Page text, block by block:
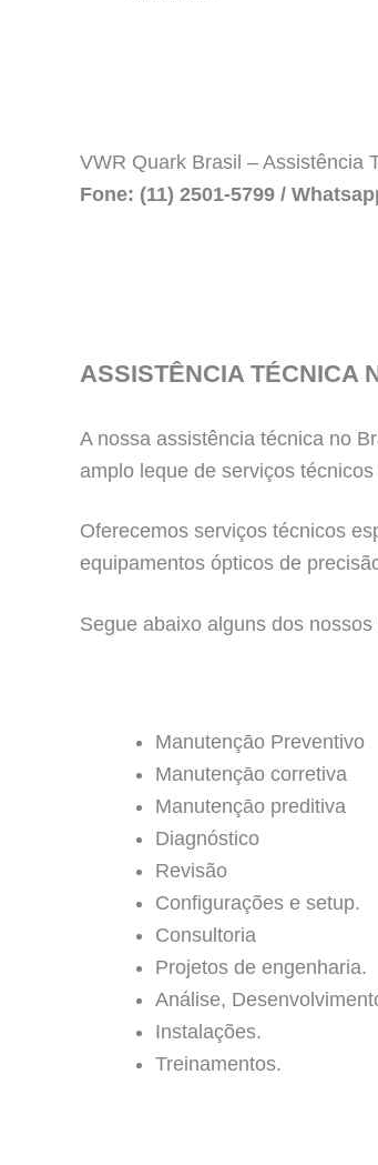
VWR Quark Brasil – Assistência
Fone: (11) 2501-5799 /
ASSISTÊNCIA TÉCNICA
A nossa assistência técnica no
amplo leque de serviços
Oferecemos serviços técnicos
equipamentos ópticos de
Segue abaixo alguns dos
Manutençāo Preventivo
Manutençāo corretiva
Manutençāo preditiva
Diagnóstico
Revisão
Configurações e setup.
Consultoria
Projetos de engenharia.
Análise,
Instalações.
Treinamentos.